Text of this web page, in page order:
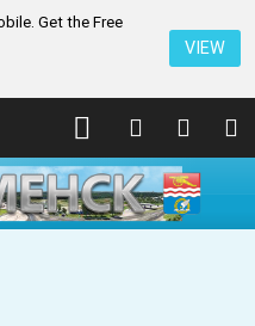
Get the Free
VIEW